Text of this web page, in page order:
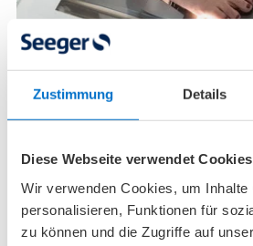
Zustimmung Details
Diese Webseite verwendet Cookies
Wir verwenden Cookies, um Inhalte
personalisieren, Funktionen für
zu können und die Zugriffe auf
Der Name deutet es schon an:
Spreizfuß (umgangssprachlich
mehrere Fehlstellungen der
Bei einer zu schwachen